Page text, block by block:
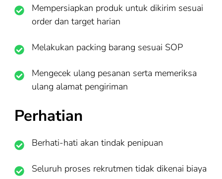
Mempersiapkan produk untuk dikirim sesuai
order dan target harian
Melakukan packing barang sesuai SOP
Mengecek ulang pesanan serta memeriksa
ulang alamat pengiriman
Perhatian
Berhati-hati akan tindak penipuan
Seluruh proses rekrutmen tidak dikenai biaya